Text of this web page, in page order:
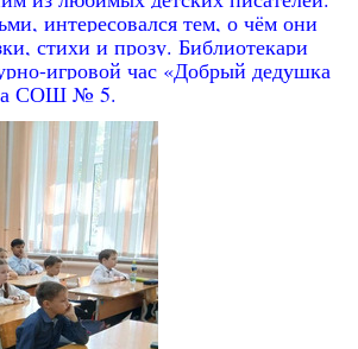
интересовался тем, о чём они
стихи и прозу. Библиотекари
игровой час «Добрый дедушка
СОШ № 5.